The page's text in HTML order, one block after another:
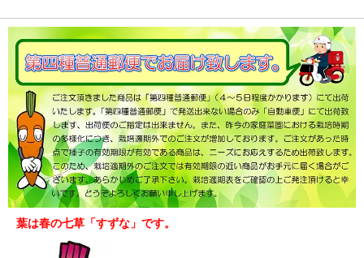
葉は春の七草「すずな」です。